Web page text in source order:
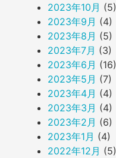
2023年10月 (5)
2023年9月 (4)
2023年8月 (5)
2023年7月 (3)
2023年6月 (16)
2023年5月 (7)
2023年4月 (4)
2023年3月 (4)
2023年2月 (6)
2023年1月 (4)
2022年12月 (5)